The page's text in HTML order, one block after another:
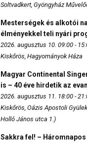
Soltvadkert, Gyöngyház
Mesterségek és alkotói
élményekkel teli nyári
2026. augusztus 10. 09:00 -
Kiskőrös, Hagyományok Háza
Magyar Continental
is – 40 éve hirdetik az
2026. augusztus 11. 18:00 -
Kiskőrös, Oázis Apostoli
Holló János utca 1.)
Sakkra fel! –